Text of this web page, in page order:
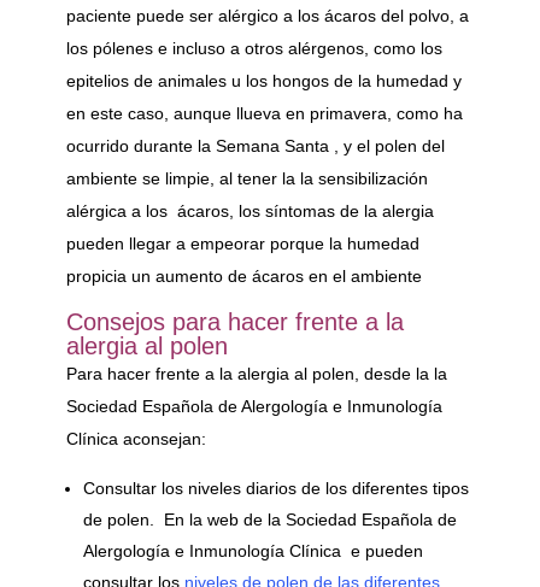
paciente puede ser alérgico a los ácaros del polvo, a
los pólenes e incluso a otros alérgenos, como los
epitelios de animales u los hongos de la humedad y
en este caso, aunque llueva en primavera, como ha
ocurrido durante la Semana Santa , y el polen del
ambiente se limpie, al tener la la sensibilización
alérgica a los ácaros, los síntomas de la alergia
pueden llegar a empeorar porque la humedad
propicia un aumento de ácaros en el ambiente
Consejos para hacer frente a la
alergia al polen
Para hacer frente a la alergia al polen, desde la la
Sociedad Española de Alergología e Inmunología
Clínica aconsejan:
Consultar los niveles diarios de los diferentes tipos
de polen. En la web de la Sociedad Española de
Alergología e Inmunología Clínica e pueden
consultar los niveles de polen de las diferentes